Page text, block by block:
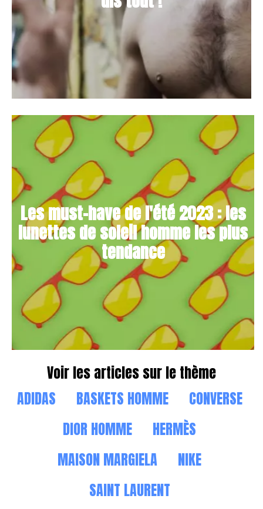
Les must-have de l'été 2023 : les
lunettes de soleil homme les plus
tendance
Voir les articles sur le thème
ADIDAS
BASKETS HOMME
CONVERSE
DIOR HOMME
HERMÈS
MAISON MARGIELA
NIKE
SAINT LAURENT